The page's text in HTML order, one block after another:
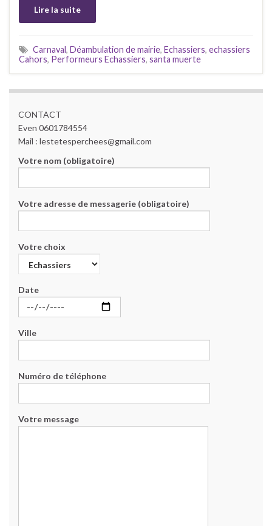
Lire la suite
Carnaval, Déambulation de mairie, Echassiers, echassiers
Cahors, Performeurs Echassiers, santa muerte
CONTACT
Even 0601784554
Mail : lestetesperchees@gmail.com
Votre nom (obligatoire)
Votre adresse de messagerie (obligatoire)
Votre choix
Date
Ville
Numéro de téléphone
Votre message